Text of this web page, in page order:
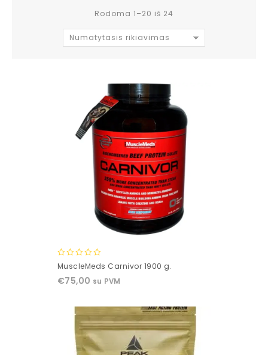
Rodoma 1–20 iš 24
Numatytasis rikiavimas
0
of
MuscleMeds Carnivor 1900 g.
€75,00 su PVM